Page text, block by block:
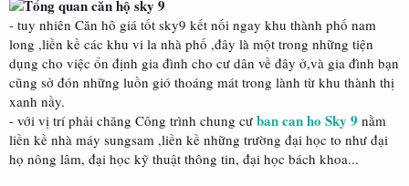
- tuy nhiên Căn hô giá tốt sky9 kết nối ngay khu thành phố nam
long ,liền kề các khu vi la nhà phố ,đây là một trong những tiện
dụng cho việc ổn định gia đình cho cư dân về đây ở,và gia đình bạn
cũng sở đón những luồn gió thoáng mát trong lành từ khu thành thị
xanh nầy.
- với vị trí phải chăng Công trình chung cư ban can ho Sky 9 nằm
liền kề nhà máy sungsam ,liền kề những trường đại học to như đại
họ nông lâm, đại học kỹ thuật thông tin, đại học bách khoa...